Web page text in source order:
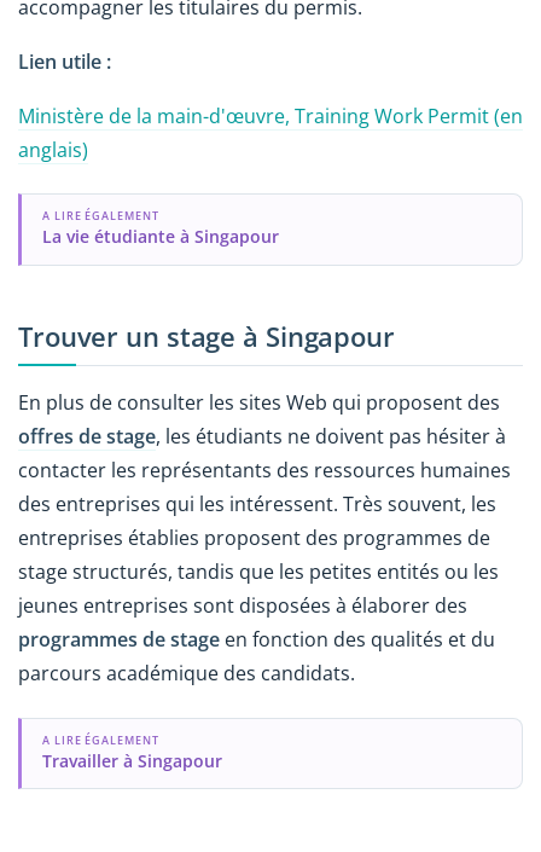
accompagner les titulaires du permis.
Lien utile :
Ministère de la main-d'œuvre, Training Work Permit (en
anglais)
A LIRE ÉGALEMENT
La vie étudiante à Singapour
Trouver un stage à Singapour
En plus de consulter les sites Web qui proposent des
offres de stage, les étudiants ne doivent pas hésiter à
contacter les représentants des ressources humaines
des entreprises qui les intéressent. Très souvent, les
entreprises établies proposent des programmes de
stage structurés, tandis que les petites entités ou les
jeunes entreprises sont disposées à élaborer des
programmes de stage en fonction des qualités et du
parcours académique des candidats.
A LIRE ÉGALEMENT
Travailler à Singapour